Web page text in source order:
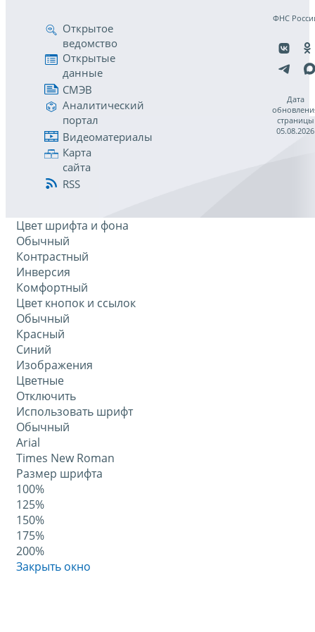
Открытое
ведомство
Открытые
данные
СМЭВ
Аналитический
портал
Видеоматериалы
Карта
сайта
RSS
ФНС
Дата
страницы
05.08.2026
Цвет шрифта и фона
Обычный
Контрастный
Инверсия
Комфортный
Цвет кнопок и ссылок
Обычный
Красный
Синий
Изображения
Цветные
Отключить
Использовать шрифт
Обычный
Arial
Times New Roman
Размер шрифта
100%
125%
150%
175%
200%
Закрыть окно